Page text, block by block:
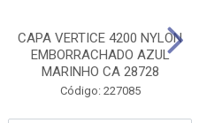
CAPA VERTICE 4200 NYLON
EMBORRACHADO AZUL
MARINHO CA 28728
Código: 227085